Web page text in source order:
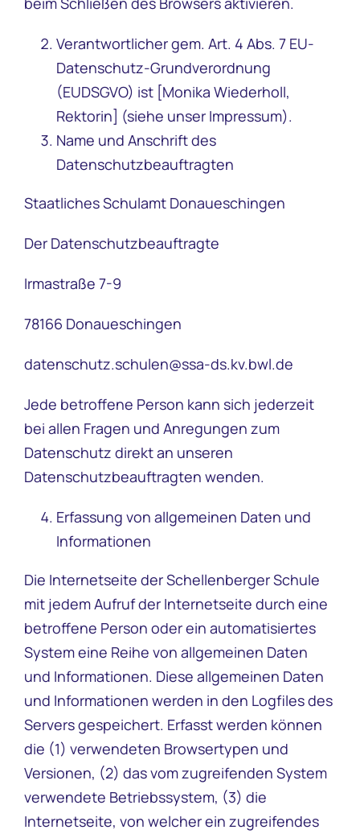
Verantwortlicher gem. Art. 4 Abs. 7 EU-
Datenschutz-Grundverordnung
(EUDSGVO) ist [Monika Wiederholl,
Rektorin] (siehe unser Impressum).
Name und Anschrift des
Datenschutzbeauftragten
Staatliches Schulamt Donaueschingen
Der Datenschutzbeauftragte
Irmastraße 7-9
78166 Donaueschingen
datenschutz.schulen@ssa-ds.kv.bwl.de
Jede betroffene Person kann sich jederzeit
bei allen Fragen und Anregungen zum
Datenschutz direkt an unseren
Datenschutzbeauftragten wenden.
Erfassung von allgemeinen Daten und
Informationen
Die Internetseite der Schellenberger Schule
mit jedem Aufruf der Internetseite durch eine
betroffene Person oder ein automatisiertes
System eine Reihe von allgemeinen Daten
und Informationen. Diese allgemeinen Daten
und Informationen werden in den Logfiles des
Servers gespeichert. Erfasst werden können
die (1) verwendeten Browsertypen und
Versionen, (2) das vom zugreifenden System
verwendete Betriebssystem, (3) die
Internetseite, von welcher ein zugreifendes